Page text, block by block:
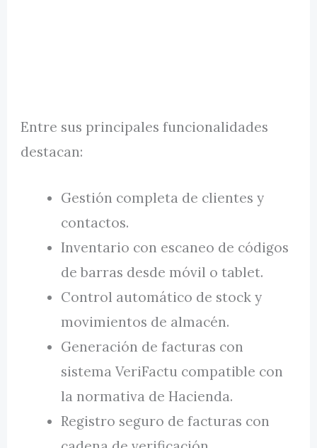
Entre sus principales funcionalidades
destacan:
Gestión completa de clientes y
contactos.
Inventario con escaneo de códigos
de barras desde móvil o tablet.
Control automático de stock y
movimientos de almacén.
Generación de facturas con
sistema VeriFactu compatible con
la normativa de Hacienda.
Registro seguro de facturas con